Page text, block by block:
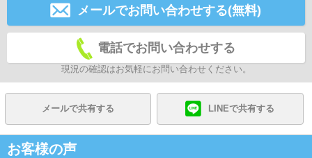
メールでお問い合わせする(無料)
電話でお問い合わせする
現況の確認はお気軽にお問い合わせください。
メールで共有する LINEで共有する
お客様の声